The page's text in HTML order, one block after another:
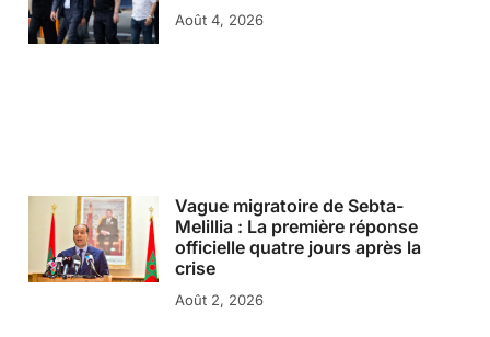
Août 4, 2026
Vague migratoire de Sebta-
Melillia : La première réponse
officielle quatre jours après la
crise
Août 2, 2026